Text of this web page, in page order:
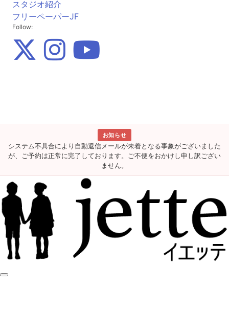
スタジオ紹介
フリーペーパーJF
Follow:
お知らせ
システム不具合により自動返信メールが未着となる事象がございました
が、ご予約は正常に完了しております。ご不便をおかけし申し訳ござい
ません。